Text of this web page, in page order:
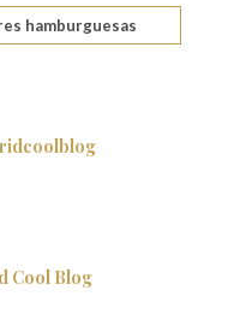
hamburguesas
Cool Blog